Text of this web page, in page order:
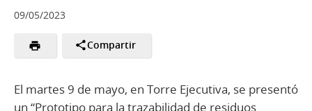
09/05/2023
Compartir
El martes 9 de mayo, en Torre Ejecutiva, se presentó
un “Prototipo para la trazabilidad de residuos